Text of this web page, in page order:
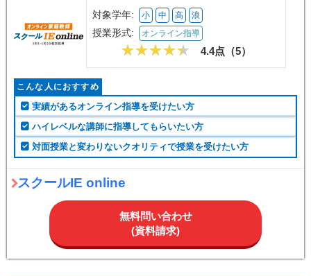
対象学年: 小 中 高 浪
授業形式: オンライン指導
4.4点（5）
こんな人におすすめ
実績があるオンライン指導を受けたい方
ハイレベルな講師に指導してもらいたい方
対面授業と変わりないクオリティで授業を受けたい方
スクールIE online
無料問い合わせ
(資料請求)